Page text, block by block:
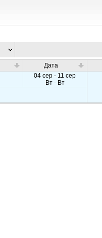
Дата
04 сер - 11 сер
Вт - Вт